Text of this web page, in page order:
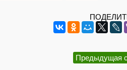
Предыдущая